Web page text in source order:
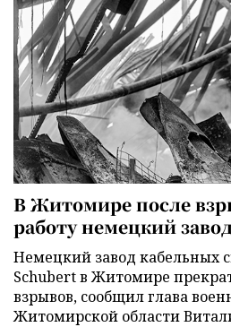
В Житомире после
работу немецкий
Немецкий завод кабельных
Schubert в Житомире
взрывов, сообщил глава
Житомирской области